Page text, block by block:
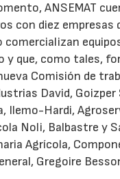
ANSEMAT
con diez empresas
comercializan
que, como tales,
Comisión de
David, Goizper
Ilemo-Hardi,
Noli, Balbastre y
Agrícola,
Gregoire